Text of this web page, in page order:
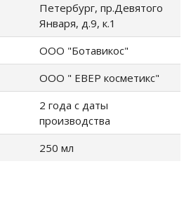
Петербург, пр.Девятого
Января, д.9, к.1
ООО "Ботавикос"
ООО " ЕВЕР косметикс"
2 года с даты
производства
250 мл